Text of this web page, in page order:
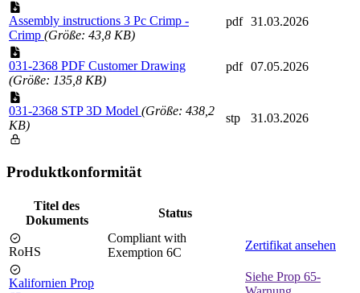
Assembly instructions 3 Pc Crimp -
Crimp (Größe: 43,8 KB)
pdf 31.03.2026
031-2368 PDF Customer Drawing
(Größe: 135,8 KB)
pdf 07.05.2026
031-2368 STP 3D Model (Größe: 438,2
KB)
stp 31.03.2026
Produktkonformität
Titel des
Dokuments
Status
RoHS
Compliant with
Exemption 6C
Zertifikat ansehen
Kalifornien Prop
Siehe Prop 65-